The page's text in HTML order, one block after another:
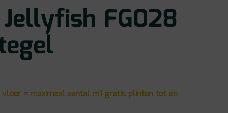
FG028
= maximaal aantal m1 gratis plinten tot en